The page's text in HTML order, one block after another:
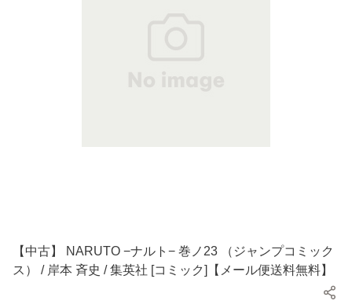
【中古】 NARUTO −ナルト− 巻ノ23 （ジャンプコミック
ス） / 岸本 斉史 / 集英社 [コミック]【メール便送料無料】